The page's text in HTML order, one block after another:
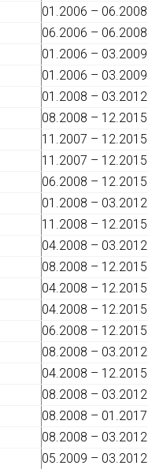
01.2006 – 06.2008
06.2006 – 06.2008
01.2006 – 03.2009
01.2006 – 03.2009
01.2008 – 03.2012
08.2008 – 12.2015
11.2007 – 12.2015
11.2007 – 12.2015
06.2008 – 12.2015
01.2008 – 03.2012
11.2008 – 12.2015
04.2008 – 03.2012
08.2008 – 12.2015
04.2008 – 12.2015
04.2008 – 12.2015
06.2008 – 12.2015
08.2008 – 03.2012
04.2008 – 12.2015
08.2008 – 03.2012
08.2008 – 01.2017
08.2008 – 03.2012
05.2009 – 03.2012